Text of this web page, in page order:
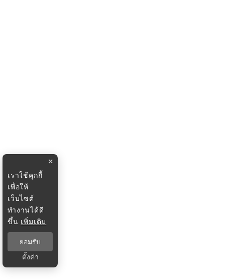
×
เราใช้คุกกี้
เพื่อให้
เว็บไซต์
ทำงานได้ดี
ขึ้น เพิ่มเติม
ยอมรับ
ตั้งค่า